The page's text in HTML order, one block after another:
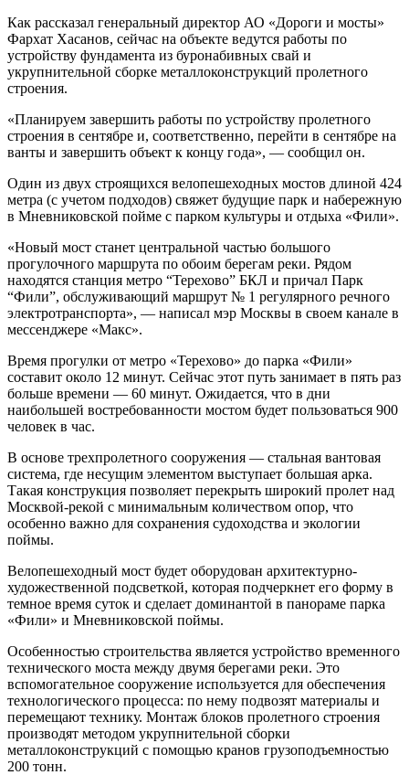
Как рассказал генеральный директор АО «Дороги и мосты»
Фархат Хасанов, сейчас на объекте ведутся работы по
устройству фундамента из буронабивных свай и
укрупнительной сборке металлоконструкций пролетного
строения.
«Планируем завершить работы по устройству пролетного
строения в сентябре и, соответственно, перейти в сентябре на
ванты и завершить объект к концу года», — сообщил он.
Один из двух строящихся велопешеходных мостов длиной 424
метра (с учетом подходов) свяжет будущие парк и набережную
в Мневниковской пойме с парком культуры и отдыха «Фили».
«Новый мост станет центральной частью большого
прогулочного маршрута по обоим берегам реки. Рядом
находятся станция метро “Терехово” БКЛ и причал Парк
“Фили”, обслуживающий маршрут № 1 регулярного речного
электротранспорта», — написал мэр Москвы в своем канале в
мессенджере «Макс».
Время прогулки от метро «Терехово» до парка «Фили»
составит около 12 минут. Сейчас этот путь занимает в пять раз
больше времени — 60 минут. Ожидается, что в дни
наибольшей востребованности мостом будет пользоваться 900
человек в час.
В основе трехпролетного сооружения — стальная вантовая
система, где несущим элементом выступает большая арка.
Такая конструкция позволяет перекрыть широкий пролет над
Москвой-рекой с минимальным количеством опор, что
особенно важно для сохранения судоходства и экологии
поймы.
Велопешеходный мост будет оборудован архитектурно-
художественной подсветкой, которая подчеркнет его форму в
темное время суток и сделает доминантой в панораме парка
«Фили» и Мневниковской поймы.
Особенностью строительства является устройство временного
технического моста между двумя берегами реки. Это
вспомогательное сооружение используется для обеспечения
технологического процесса: по нему подвозят материалы и
перемещают технику. Монтаж блоков пролетного строения
производят методом укрупнительной сборки
металлоконструкций с помощью кранов грузоподъемностью
200 тонн.